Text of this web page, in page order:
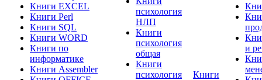
Книги EXCEL
Книги Perl
Книги SQL
Книги WORD
Книги по
информатике
Книги Assembler
психология
НЛП
Книги
психология
общая
Книги
психология
Книги
и